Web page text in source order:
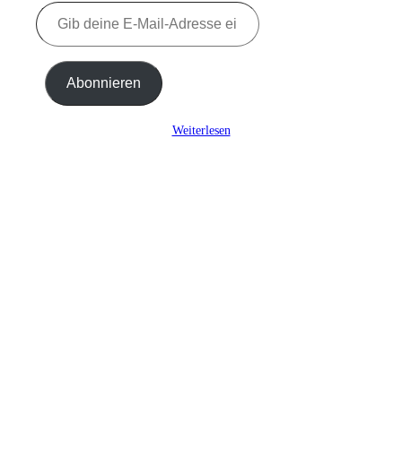
Gib
deine
E-
Adresse
ein ... Abonnieren
Weiterlesen